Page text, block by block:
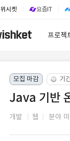
위시켓 요즘IT
프로젝
모집 마감 기
Java 기반
개발 웹 분야